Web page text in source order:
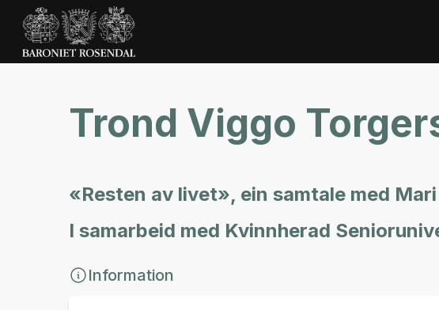
Trond Viggo
«Resten av livet», ein samtale med
I samarbeid med Kvinnherad
Information